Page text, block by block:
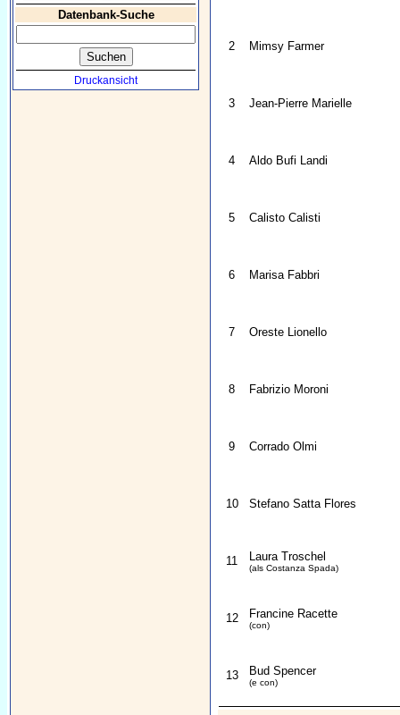
Datenbank-Suche
Druckansicht
2 Mimsy Farmer
3 Jean-Pierre Marielle
4 Aldo Bufi Landi
5 Calisto Calisti
6 Marisa Fabbri
7 Oreste Lionello
8 Fabrizio Moroni
9 Corrado Olmi
10 Stefano Satta Flores
11 Laura Troschel
(als Costanza Spada)
12 Francine Racette
(con)
13 Bud Spencer
(e con)